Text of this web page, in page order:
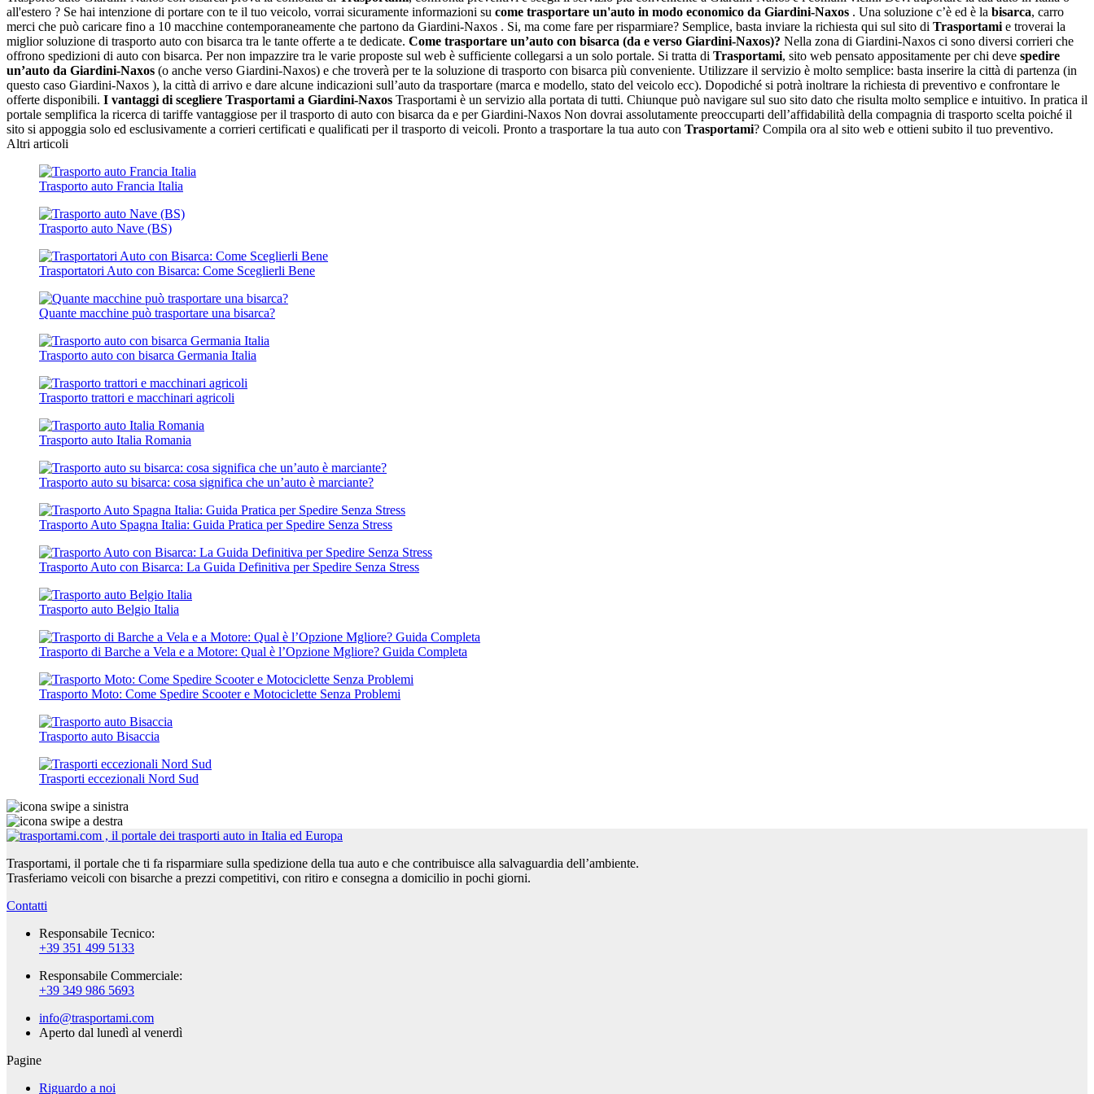
all'estero ? Se hai intenzione di portare con te il tuo veicolo, vorrai sicuramente informazioni su come trasportare un'auto in modo economico da Giardini-Naxos . Una soluzione c’è ed è la bisarca, carro
merci che può caricare fino a 10 macchine contemporaneamente che partono da Giardini-Naxos . Si, ma come fare per risparmiare? Semplice, basta inviare la richiesta qui sul sito di Trasportami e troverai la
miglior soluzione di trasporto auto con bisarca tra le tante offerte a te dedicate. Come trasportare un’auto con bisarca (da e verso Giardini-Naxos)? Nella zona di Giardini-Naxos ci sono diversi corrieri che
offrono spedizioni di auto con bisarca. Per non impazzire tra le varie proposte sul web è sufficiente collegarsi a un solo portale. Si tratta di Trasportami, sito web pensato appositamente per chi deve spedire
un’auto da Giardini-Naxos (o anche verso Giardini-Naxos) e che troverà per te la soluzione di trasporto con bisarca più conveniente. Utilizzare il servizio è molto semplice: basta inserire la città di partenza (in
questo caso Giardini-Naxos ), la città di arrivo e dare alcune indicazioni sull’auto da trasportare (marca e modello, stato del veicolo ecc). Dopodiché si potrà inoltrare la richiesta di preventivo e confrontare le
offerte disponibili. I vantaggi di scegliere Trasportami a Giardini-Naxos Trasportami è un servizio alla portata di tutti. Chiunque può navigare sul suo sito dato che risulta molto semplice e intuitivo. In pratica il
portale semplifica la ricerca di tariffe vantaggiose per il trasporto di auto con bisarca da e per Giardini-Naxos Non dovrai assolutamente preoccuparti dell’affidabilità della compagnia di trasporto scelta poiché il
sito si appoggia solo ed esclusivamente a corrieri certificati e qualificati per il trasporto di veicoli. Pronto a trasportare la tua auto con Trasportami? Compila ora al sito web e ottieni subito il tuo preventivo.
Altri articoli
Trasporto auto Francia Italia
Trasporto auto Nave (BS)
Trasportatori Auto con Bisarca: Come Sceglierli Bene
Quante macchine può trasportare una bisarca?
Trasporto auto con bisarca Germania Italia
Trasporto trattori e macchinari agricoli
Trasporto auto Italia Romania
Trasporto auto su bisarca: cosa significa che un’auto è marciante?
Trasporto Auto Spagna Italia: Guida Pratica per Spedire Senza Stress
Trasporto Auto con Bisarca: La Guida Definitiva per Spedire Senza Stress
Trasporto auto Belgio Italia
Trasporto di Barche a Vela e a Motore: Qual è l’Opzione Mgliore? Guida Completa
Trasporto Moto: Come Spedire Scooter e Motociclette Senza Problemi
Trasporto auto Bisaccia
Trasporti eccezionali Nord Sud
Trasportami, il portale che ti fa risparmiare sulla spedizione della tua auto e che contribuisce alla salvaguardia dell’ambiente.
Trasferiamo veicoli con bisarche a prezzi competitivi, con ritiro e consegna a domicilio in pochi giorni.
Contatti
Responsabile Tecnico:
+39 351 499 5133
Responsabile Commerciale:
+39 349 986 5693
info@trasportami.com
Aperto dal lunedì al venerdì
Pagine
Riguardo a noi